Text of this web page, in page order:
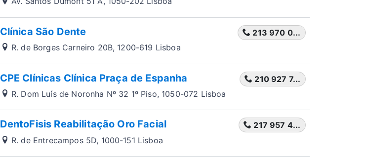
Clínica São Dente
213 970 0...
R. de Borges Carneiro 20B, 1200-619 Lisboa
CPE Clínicas Clínica Praça de Espanha
210 927 7...
R. Dom Luís de Noronha Nº 32 1º Piso, 1050-072 Lisboa
DentoFisis Reabilitação Oro Facial
217 957 4...
R. de Entrecampos 5D, 1000-151 Lisboa